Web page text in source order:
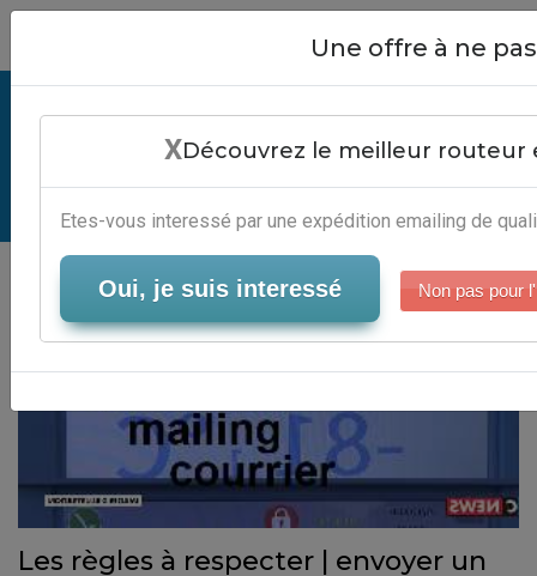
Envoyer Un Mailing Courrier -
Solution Email Marketing
Serveur-Emailing
Les règles à respecter | envoyer un
Close
Une offre à ne
XDécouvrez le meilleur routeur
Etes-vous interessé par une expédition emailing de
Oui, je suis interessé Non pas pour